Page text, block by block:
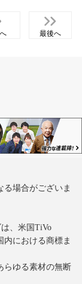
最後へ
る場合がございま
、米国TiVo
内における商標ま
らゆる素材の無断